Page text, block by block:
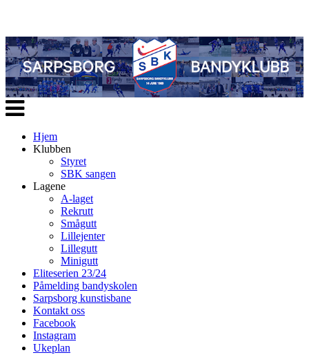
Veksle
navigasjon
Hjem
Klubben
Styret
SBK sangen
Lagene
A-laget
Rekrutt
Smågutt
Lillejenter
Lillegutt
Minigutt
Eliteserien 23/24
Påmelding bandyskolen
Sarpsborg kunstisbane
Kontakt oss
Facebook
Instagram
Ukeplan